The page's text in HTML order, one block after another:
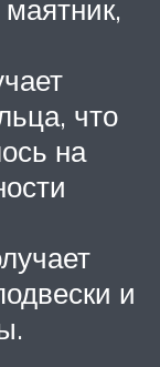
что
на
и